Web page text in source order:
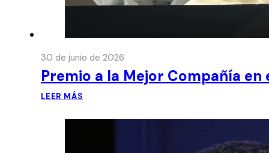
30 de junio de 2026
Premio a la Mejor Compañía en
LEER MÁS